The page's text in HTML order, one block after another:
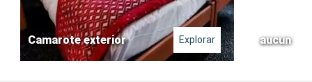
Camarote exterior Explorar aucun